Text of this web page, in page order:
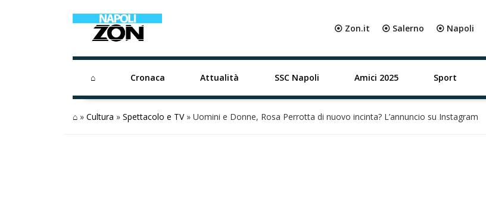
⦿ Zon.it ⦿ Salerno ⦿ Napoli
⌂ Cronaca Attualità SSC Napoli Amici 2025 Sport
⌂ » Cultura » Spettacolo e TV» Uomini e Donne, Rosa Perrotta di nuovo incinta? L’annuncio su Instagram